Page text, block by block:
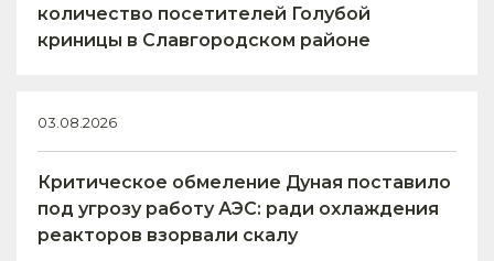
количество посетителей Голубой
криницы в Славгородском районе
03.08.2026
Критическое обмеление Дуная поставило
под угрозу работу АЭС: ради охлаждения
реакторов взорвали скалу